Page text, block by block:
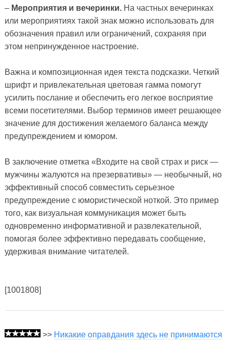
– Мероприятия и вечеринки.На частных вечеринках
или мероприятиях такой знак можно использовать для
обозначения правил или ограничений, сохраняя при
этом непринужденное настроение.
Важна и композиционная идея текста подсказки. Четкий
шрифт и привлекательная цветовая гамма помогут
усилить послание и обеспечить его легкое восприятие
всеми посетителями. Выбор терминов имеет решающее
значение для достижения желаемого баланса между
предупреждением и юмором.
В заключение отметка «Входите на свой страх и риск —
мужчины жалуются на презервативы» — необычный, но
эффективный способ совместить серьезное
предупреждение с юмористической ноткой. Это пример
того, как визуальная коммуникация может быть
одновременно информативной и развлекательной,
помогая более эффективно передавать сообщение,
удерживая внимание читателей.
[1001808]
>> Никакие оправдания здесь не принимаются